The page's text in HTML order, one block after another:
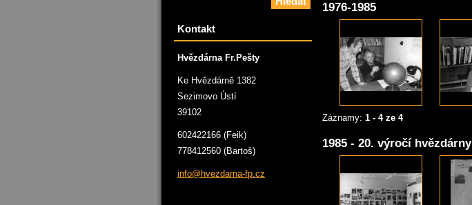
1976-1985
Záznamy: 1 - 4 ze 4
1985 - 20. výročí hvězdárny
Kontakt
Hvězdárna Fr.Pešty
Ke Hvězdárně 1382
Sezimovo Ústí
39102
602422166 (Feik)
778412560 (Bartoš)
info@hvezdarna-fp.cz